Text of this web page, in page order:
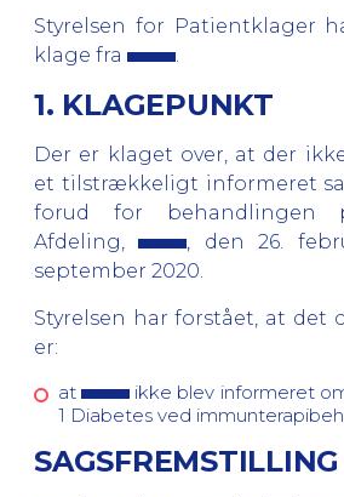
Styrelsen for Patientklager
klage fra
.
1. KLAGEPUNKT
Der er klaget over, at der
et tilstrækkeligt informeret
forud for behandlingen
Afdeling,
, den 26.
september 2020.
Styrelsen har forstået, at det
er:
at
ikke blev informeret
1 Diabetes ved
SAGSFREMSTILLING